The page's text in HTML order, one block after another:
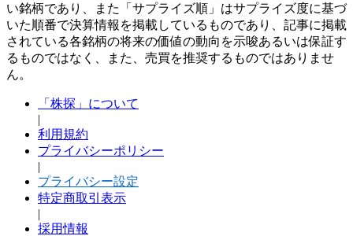
い銘柄であり、また「サプライズ順」はサプライズ度に基づ
いた順番で決算情報を掲載しているものであり、記事に掲載
されている各銘柄の将来の価値の動向を示唆あるいは保証す
るものではなく、また、売買を推奨するものではありませ
ん。
「株探」について
|
利用規約
プライバシーポリシー
|
プライバシー設定
特定商取引表示
|
採用情報